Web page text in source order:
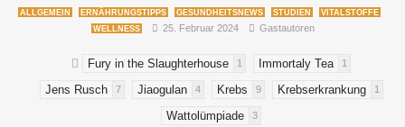
ALLGEMEIN ERNÄHRUNGSTIPPS GESUNDHEITSNEWS STUDIEN
VITALSTOFFE
WELLNESS
25. Februar 2024 Gastautoren
Fury in the Slaughterhouse 1 Immortaly Tea 1
Jens Rusch 7 Jiaogulan 4 Krebs 9 Krebserkrankung 1
Wattolümpiade 3